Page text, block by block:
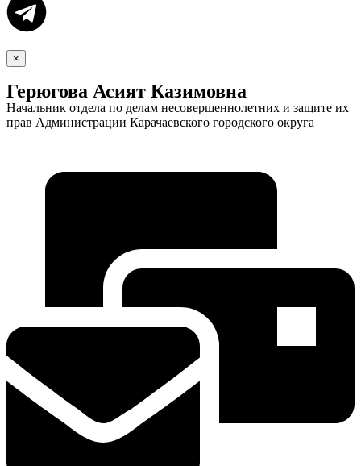
×
Герюгова Асият Казимовна
Начальник отдела по делам несовершеннолетних и защите их
прав Администрации Карачаевского городского округа